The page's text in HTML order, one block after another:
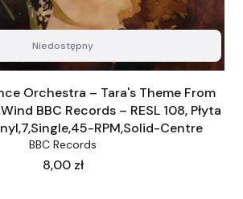
Niedostępny
Orchestra ‎– Tara's Theme From
BBC Records ‎– RESL 108, Płyta
RPM,Solid-Centre
BBC Records
Cena
8,00 zł